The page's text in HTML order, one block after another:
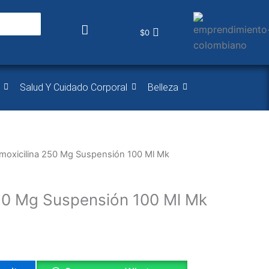
$0
Salud Y Cuidado Corporal Belleza
250 Mg Suspensión 100 Ml Mk
Mg Suspensión 100 Ml Mk